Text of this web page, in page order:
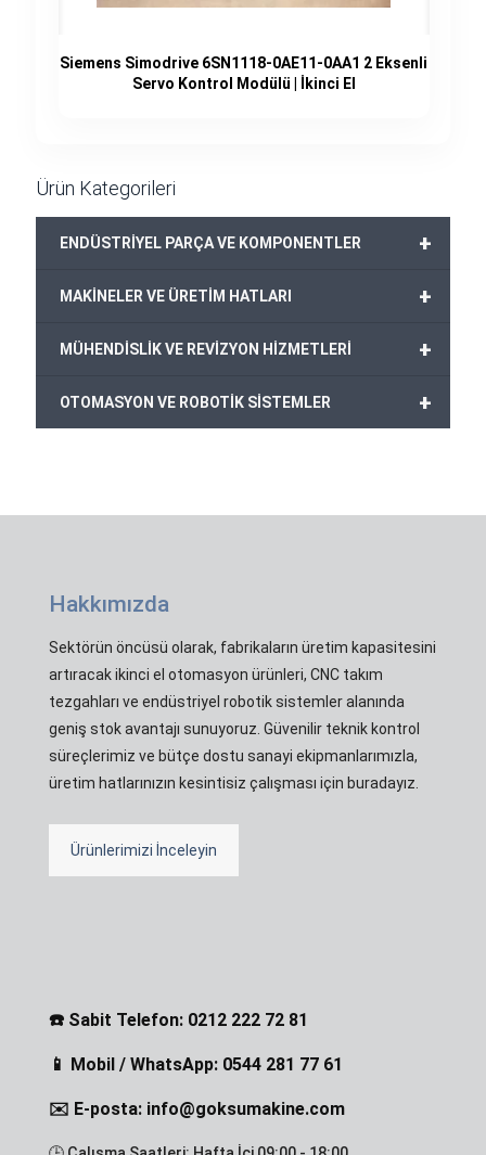
Siemens Simodrive 6SN1118-0AE11-0AA1 2 Eksenli
Servo Kontrol Modülü | İkinci El
Ürün Kategorileri
+
ENDÜSTRİYEL PARÇA VE KOMPONENTLER
+
MAKİNELER VE ÜRETİM HATLARI
+
MÜHENDİSLİK VE REVİZYON HİZMETLERİ
+
OTOMASYON VE ROBOTİK SİSTEMLER
Hakkımızda
Sektörün öncüsü olarak, fabrikaların üretim kapasitesini
artıracak ikinci el otomasyon ürünleri, CNC takım
tezgahları ve endüstriyel robotik sistemler alanında
geniş stok avantajı sunuyoruz. Güvenilir teknik kontrol
süreçlerimiz ve bütçe dostu sanayi ekipmanlarımızla,
üretim hatlarınızın kesintisiz çalışması için buradayız.
Ürünlerimizi İnceleyin
☎️ Sabit Telefon: 0212 222 72 81
📱 Mobil / WhatsApp: 0544 281 77 61
✉️ E-posta: info@goksumakine.com